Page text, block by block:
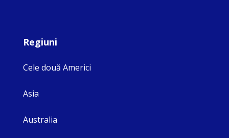
Regiuni
Cele două Americi
Asia
Australia